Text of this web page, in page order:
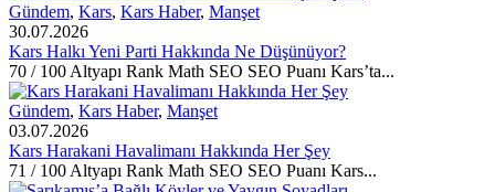
Gündem, Kars, Kars Haber, Manşet
30.07.2026
Kars Halkı Yeni Parti Hakkında Ne Düşünüyor?
70 / 100 Altyapı Rank Math SEO SEO Puanı Kars’ta...
Gündem, Kars Haber, Manşet
03.07.2026
Kars Harakani Havalimanı Hakkında Her Şey
71 / 100 Altyapı Rank Math SEO SEO Puanı Kars...